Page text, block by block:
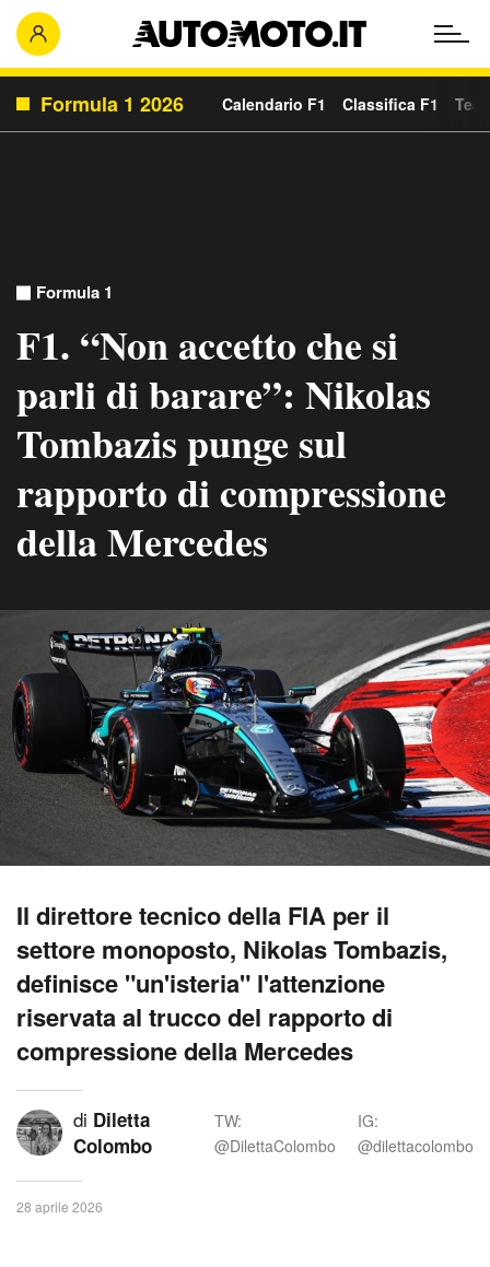
Formula 1 2026 Calendario F1 Classifica F1
Formula 1
F1. “Non accetto che si
parli di barare”: Nikolas
Tombazis punge sul
rapporto di compressione
della Mercedes
Il direttore tecnico della FIA per il
settore monoposto, Nikolas Tombazis,
definisce "un'isteria" l'attenzione
riservata al trucco del rapporto di
compressione della Mercedes
di Diletta
Colombo
TW:
@DilettaColombo
IG:
@dilettacolombo
28 aprile 2026